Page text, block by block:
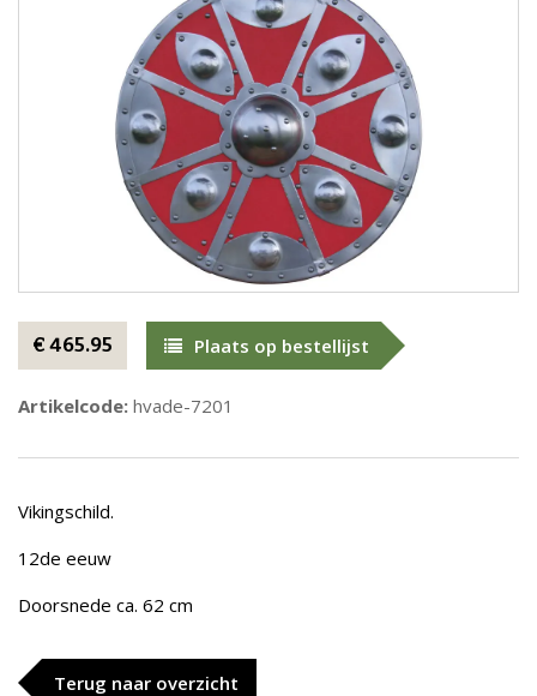
€ 465.95 Plaats op bestellijst
Artikelcode: hvade-7201
Vikingschild.
12de eeuw
Doorsnede ca. 62 cm
Terug naar overzicht